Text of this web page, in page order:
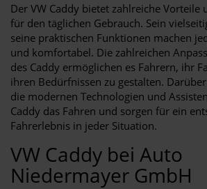
Der VW Caddy bietet zahlreiche Vorteile
für den täglichen Gebrauch. Sein
seine praktischen Funktionen machen
und komfortabel. Die zahlreichen
des Caddy ermöglichen es Fahrern, ihr
ihren Bedürfnissen zu gestalten.
die modernen Technologien und
Caddy das Fahren und sorgen für ein
Fahrerlebnis in jeder Situation.
VW Caddy bei Auto
Niedermayer GmbH